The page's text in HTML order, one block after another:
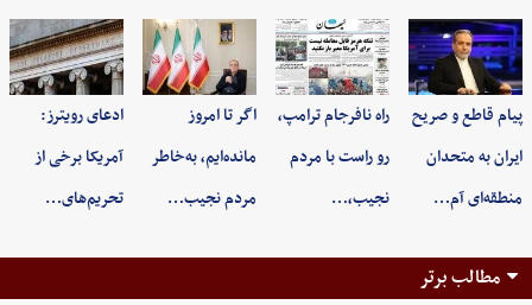
پیام قاطع و صریح
ایران به متحدان
منطقه‌ای آم…
راه نافرجام ترامپ،
رو راست با مردم
نجیب،…
اگر تا امروز
مانده‌ایم، به‌خاطر
مردم نجیب…
ادعای رویترز:
آمریکا برخی از
تحریم‌های…
مطالب برتر